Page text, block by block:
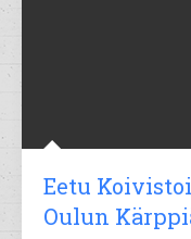
Eetu
Oulun